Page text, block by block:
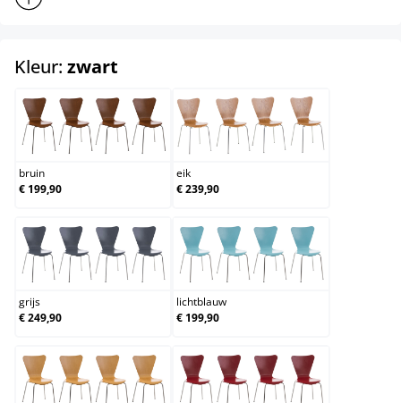
Kleur: zwart
bruin
bruin
€ 199,90
eik
eik
€ 239,90
grijs
grijs
€ 249,90
lichtblauw
lichtblauw
€ 199,90
natura rood